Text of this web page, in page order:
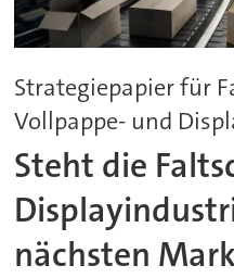
Strategiepapier für
Vollpappe- und
Steht die
nächsten